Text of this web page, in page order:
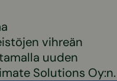
vihreän
uuden
Solutions Oy:n.